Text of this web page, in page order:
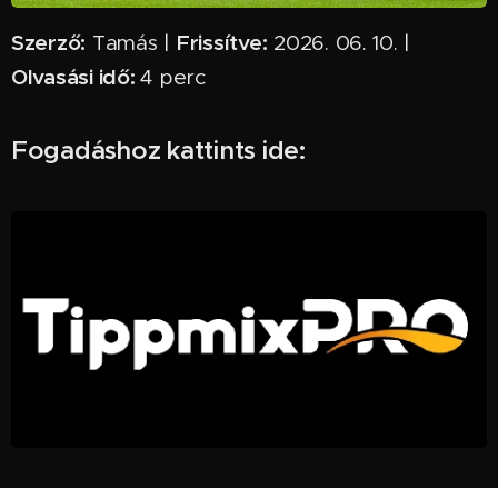
Szerző: Tamás | Frissítve: 2026. 06. 10. |
Olvasási idő:4 perc ✅
Fogadáshoz kattints ide: